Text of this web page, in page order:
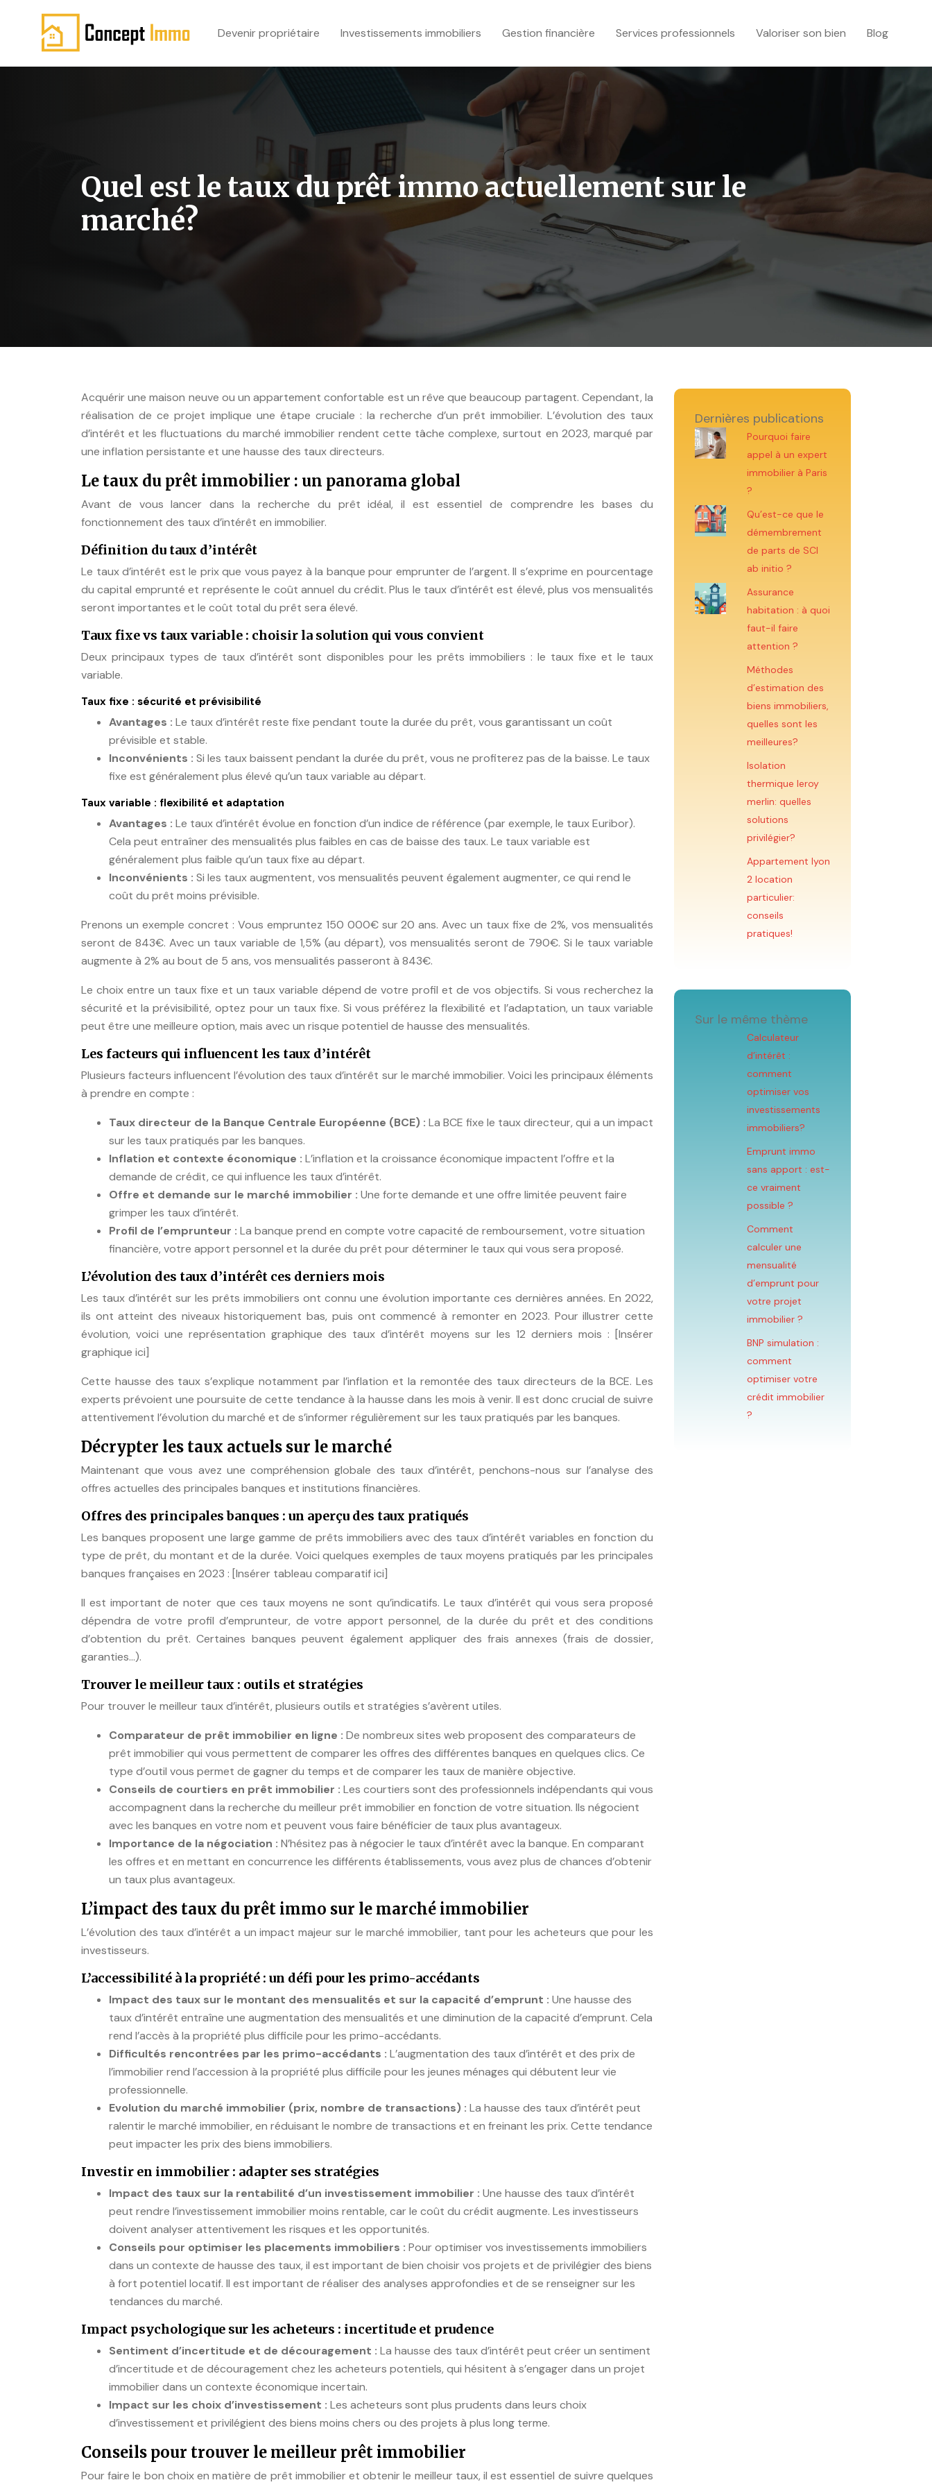
Devenir propriétaire Investissements immobiliers Gestion financière Services professionnels Valoriser son bien Blog
Quel est le taux du prêt immo actuellement sur le
marché?
Acquérir une maison neuve ou un appartement confortable est un rêve que beaucoup partagent. Cependant, la
réalisation de ce projet implique une étape cruciale : la recherche d’un prêt immobilier. L’évolution des taux
d’intérêt et les fluctuations du marché immobilier rendent cette tâche complexe, surtout en 2023, marqué par
une inflation persistante et une hausse des taux directeurs.
Le taux du prêt immobilier : un panorama global
Avant de vous lancer dans la recherche du prêt idéal, il est essentiel de comprendre les bases du
fonctionnement des taux d’intérêt en immobilier.
Définition du taux d’intérêt
Le taux d’intérêt est le prix que vous payez à la banque pour emprunter de l’argent. Il s’exprime en pourcentage
du capital emprunté et représente le coût annuel du crédit. Plus le taux d’intérêt est élevé, plus vos mensualités
seront importantes et le coût total du prêt sera élevé.
Taux fixe vs taux variable : choisir la solution qui vous convient
Deux principaux types de taux d’intérêt sont disponibles pour les prêts immobiliers : le taux fixe et le taux
variable.
Taux fixe : sécurité et prévisibilité
Avantages : Le taux d’intérêt reste fixe pendant toute la durée du prêt, vous garantissant un coût
prévisible et stable.
Inconvénients : Si les taux baissent pendant la durée du prêt, vous ne profiterez pas de la baisse. Le taux
fixe est généralement plus élevé qu’un taux variable au départ.
Taux variable : flexibilité et adaptation
Avantages : Le taux d’intérêt évolue en fonction d’un indice de référence (par exemple, le taux Euribor).
Cela peut entraîner des mensualités plus faibles en cas de baisse des taux. Le taux variable est
généralement plus faible qu’un taux fixe au départ.
Inconvénients : Si les taux augmentent, vos mensualités peuvent également augmenter, ce qui rend le
coût du prêt moins prévisible.
Prenons un exemple concret : Vous empruntez 150 000€ sur 20 ans. Avec un taux fixe de 2%, vos mensualités
seront de 843€. Avec un taux variable de 1,5% (au départ), vos mensualités seront de 790€. Si le taux variable
augmente à 2% au bout de 5 ans, vos mensualités passeront à 843€.
Le choix entre un taux fixe et un taux variable dépend de votre profil et de vos objectifs. Si vous recherchez la
sécurité et la prévisibilité, optez pour un taux fixe. Si vous préférez la flexibilité et l’adaptation, un taux variable
peut être une meilleure option, mais avec un risque potentiel de hausse des mensualités.
Les facteurs qui influencent les taux d’intérêt
Plusieurs facteurs influencent l’évolution des taux d’intérêt sur le marché immobilier. Voici les principaux éléments
à prendre en compte :
Taux directeur de la Banque Centrale Européenne (BCE) : La BCE fixe le taux directeur, qui a un impact
sur les taux pratiqués par les banques.
Inflation et contexte économique : L’inflation et la croissance économique impactent l’offre et la
demande de crédit, ce qui influence les taux d’intérêt.
Offre et demande sur le marché immobilier : Une forte demande et une offre limitée peuvent faire
grimper les taux d’intérêt.
Profil de l’emprunteur : La banque prend en compte votre capacité de remboursement, votre situation
financière, votre apport personnel et la durée du prêt pour déterminer le taux qui vous sera proposé.
L’évolution des taux d’intérêt ces derniers mois
Les taux d’intérêt sur les prêts immobiliers ont connu une évolution importante ces dernières années. En 2022,
ils ont atteint des niveaux historiquement bas, puis ont commencé à remonter en 2023. Pour illustrer cette
évolution, voici une représentation graphique des taux d’intérêt moyens sur les 12 derniers mois : [Insérer
graphique ici]
Cette hausse des taux s’explique notamment par l’inflation et la remontée des taux directeurs de la BCE. Les
experts prévoient une poursuite de cette tendance à la hausse dans les mois à venir. Il est donc crucial de suivre
attentivement l’évolution du marché et de s’informer régulièrement sur les taux pratiqués par les banques.
Décrypter les taux actuels sur le marché
Maintenant que vous avez une compréhension globale des taux d’intérêt, penchons-nous sur l’analyse des
offres actuelles des principales banques et institutions financières.
Offres des principales banques : un aperçu des taux pratiqués
Les banques proposent une large gamme de prêts immobiliers avec des taux d’intérêt variables en fonction du
type de prêt, du montant et de la durée. Voici quelques exemples de taux moyens pratiqués par les principales
banques françaises en 2023 : [Insérer tableau comparatif ici]
Il est important de noter que ces taux moyens ne sont qu’indicatifs. Le taux d’intérêt qui vous sera proposé
dépendra de votre profil d’emprunteur, de votre apport personnel, de la durée du prêt et des conditions
d’obtention du prêt. Certaines banques peuvent également appliquer des frais annexes (frais de dossier,
garanties…).
Trouver le meilleur taux : outils et stratégies
Pour trouver le meilleur taux d’intérêt, plusieurs outils et stratégies s’avèrent utiles.
Comparateur de prêt immobilier en ligne : De nombreux sites web proposent des comparateurs de
prêt immobilier qui vous permettent de comparer les offres des différentes banques en quelques clics. Ce
type d’outil vous permet de gagner du temps et de comparer les taux de manière objective.
Conseils de courtiers en prêt immobilier : Les courtiers sont des professionnels indépendants qui vous
accompagnent dans la recherche du meilleur prêt immobilier en fonction de votre situation. Ils négocient
avec les banques en votre nom et peuvent vous faire bénéficier de taux plus avantageux.
Importance de la négociation : N’hésitez pas à négocier le taux d’intérêt avec la banque. En comparant
les offres et en mettant en concurrence les différents établissements, vous avez plus de chances d’obtenir
un taux plus avantageux.
L’impact des taux du prêt immo sur le marché immobilier
L’évolution des taux d’intérêt a un impact majeur sur le marché immobilier, tant pour les acheteurs que pour les
investisseurs.
L’accessibilité à la propriété : un défi pour les primo-accédants
Impact des taux sur le montant des mensualités et sur la capacité d’emprunt : Une hausse des
taux d’intérêt entraîne une augmentation des mensualités et une diminution de la capacité d’emprunt. Cela
rend l’accès à la propriété plus difficile pour les primo-accédants.
Difficultés rencontrées par les primo-accédants : L’augmentation des taux d’intérêt et des prix de
l’immobilier rend l’accession à la propriété plus difficile pour les jeunes ménages qui débutent leur vie
professionnelle.
Evolution du marché immobilier (prix, nombre de transactions) : La hausse des taux d’intérêt peut
ralentir le marché immobilier, en réduisant le nombre de transactions et en freinant les prix. Cette tendance
peut impacter les prix des biens immobiliers.
Investir en immobilier : adapter ses stratégies
Impact des taux sur la rentabilité d’un investissement immobilier : Une hausse des taux d’intérêt
peut rendre l’investissement immobilier moins rentable, car le coût du crédit augmente. Les investisseurs
doivent analyser attentivement les risques et les opportunités.
Conseils pour optimiser les placements immobiliers : Pour optimiser vos investissements immobiliers
dans un contexte de hausse des taux, il est important de bien choisir vos projets et de privilégier des biens
à fort potentiel locatif. Il est important de réaliser des analyses approfondies et de se renseigner sur les
tendances du marché.
Impact psychologique sur les acheteurs : incertitude et prudence
Sentiment d’incertitude et de découragement : La hausse des taux d’intérêt peut créer un sentiment
d’incertitude et de découragement chez les acheteurs potentiels, qui hésitent à s’engager dans un projet
immobilier dans un contexte économique incertain.
Impact sur les choix d’investissement : Les acheteurs sont plus prudents dans leurs choix
d’investissement et privilégient des biens moins chers ou des projets à plus long terme.
Conseils pour trouver le meilleur prêt immobilier
Pour faire le bon choix en matière de prêt immobilier et obtenir le meilleur taux, il est essentiel de suivre quelques
Dernières publications
Pourquoi faire
appel à un expert
immobilier à Paris
?
Qu’est-ce que le
démembrement
de parts de SCI
ab initio ?
Assurance
habitation : à quoi
faut-il faire
attention ?
Méthodes
d’estimation des
biens immobiliers,
quelles sont les
meilleures?
Isolation
thermique leroy
merlin: quelles
solutions
privilégier?
Appartement lyon
2 location
particulier:
conseils
pratiques!
Sur le même thème
Calculateur
d’intérêt :
comment
optimiser vos
investissements
immobiliers?
Emprunt immo
sans apport : est-
ce vraiment
possible ?
Comment
calculer une
mensualité
d’emprunt pour
votre projet
immobilier ?
BNP simulation :
comment
optimiser votre
crédit immobilier
?